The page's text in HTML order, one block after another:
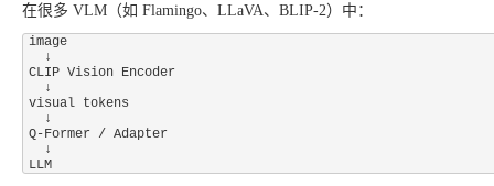
在很多 VLM（如 Flamingo、LLaVA、BLIP-2）中：
image
CLIP Vision Encoder
visual tokens
Q-Former / Adapter